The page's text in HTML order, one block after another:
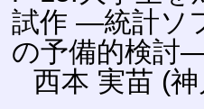
試作 ―統計ソ
の予備的検討
西本 実苗 (